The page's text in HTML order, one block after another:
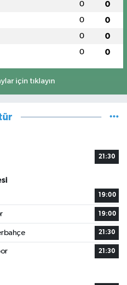
0 0
0 0
0 0
0 0
için tıklayın
21:30
19:00
19:00
21:30
21:30